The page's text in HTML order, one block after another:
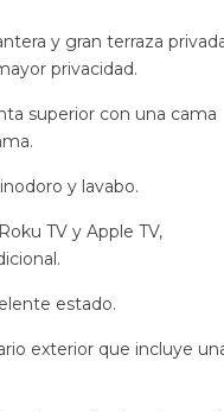
y gran terraza
privacidad.
superior con una cama
y lavabo.
TV y Apple TV,
estado.
exterior que incluye